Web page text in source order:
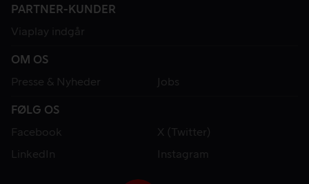
PARTNER-KUNDER
Viaplay indgår
OM OS
Presse & Nyheder
Jobs
FØLG OS
Facebook
X (Twitter)
LinkedIn
Instagram